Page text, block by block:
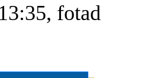
fotad